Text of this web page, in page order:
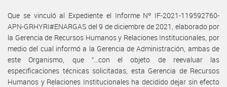
Que se vinculó al Expediente el Informe Nº IF-2021-119592760-
APN-GRHYRI#ENARGAS del 9 de diciembre de 2021, elaborado por
la Gerencia de Recursos Humanos y Relaciones Institucionales, por
medio del cual informó a la Gerencia de Administración, ambas de
este Organismo, que “…con el objeto de reevaluar las
especificaciones técnicas solicitadas, esta Gerencia de Recursos
Humanos y Relaciones Institucionales ha decidido dejar sin efecto